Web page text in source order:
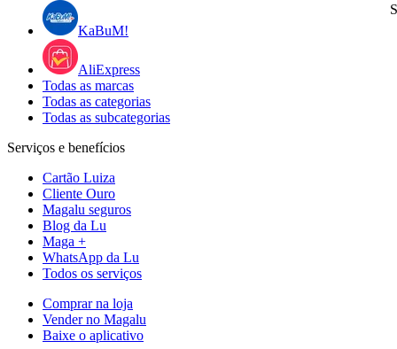
KaBuM!
AliExpress
Todas as marcas
Todas as categorias
Todas as subcategorias
Serviços e benefícios
Cartão Luiza
Cliente Ouro
Magalu seguros
Blog da Lu
Maga +
WhatsApp da Lu
Todos os serviços
Comprar na loja
Vender no Magalu
Baixe o aplicativo